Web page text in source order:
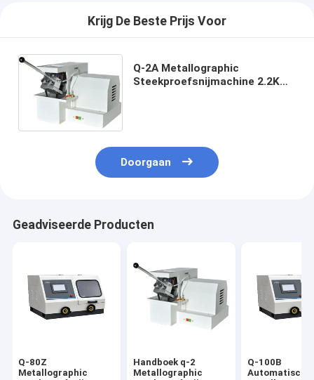
Krijg De Beste Prijs Voor
Q-2A Metallographic
Steekproefsnijmachine 2.2KW
Doorgaan
Geadviseerde Producten
Q-80Z
Metallographic
Handboek q-2
Metallographic
Q-100B
Automatische